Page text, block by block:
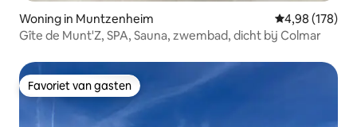
Woning in Muntzenheim Gemiddelde
4,98 (178)
Gîte de Munt'Z, SPA, Sauna, zwembad, dicht bij Colmar
Favoriet van gasten
Favoriet van gasten